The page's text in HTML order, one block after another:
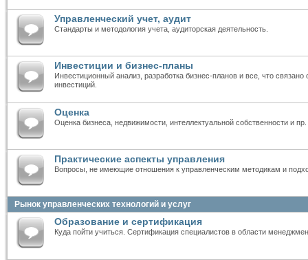
Управленческий учет, аудит
Стандарты и методология учета, аудиторская деятельность.
Инвестиции и бизнес-планы
Инвестиционный анализ, разработка бизнес-планов и все, что связано
инвестиций.
Оценка
Оценка бизнеса, недвижимости, интеллектуальной собственности и пр.
Практические аспекты управления
Вопросы, не имеющие отношения к управленческим методикам и
Рынок управленческих технологий и услуг
Образование и сертификация
Куда пойти учиться. Сертификация специалистов в области